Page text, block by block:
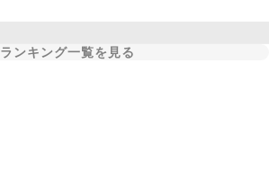
ランキング一覧を見る